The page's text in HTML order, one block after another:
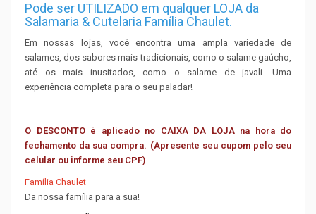
Pode ser UTILIZADO em qualquer LOJA da
Salamaria & Cutelaria Família Chaulet.
Em nossas lojas, você encontra uma ampla variedade de
salames, dos sabores mais tradicionais, como o salame gaúcho,
até os mais inusitados, como o salame de javali. Uma
experiência completa para o seu paladar!
O DESCONTO é aplicado no CAIXA DA LOJA na hora do
fechamento da sua compra. (Apresente seu cupom pelo seu
celular ou informe seu CPF)
Família Chaulet
Da nossa família para a sua!